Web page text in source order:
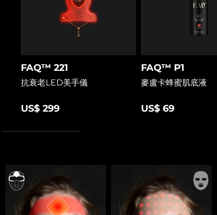
FAQ™ 221
抗衰老LED美手儀
US$ 299
FAQ™ P1
麥盧卡蜂蜜肌底液
US$ 69